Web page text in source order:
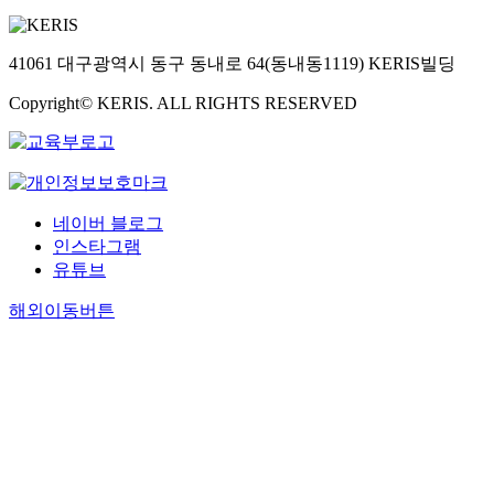
41061 대구광역시 동구 동내로 64(동내동1119) KERIS빌딩
Copyright© KERIS. ALL RIGHTS RESERVED
네이버 블로그
인스타그램
유튜브
해외이동버튼